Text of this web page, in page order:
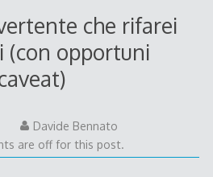
che rifarei
(con opportuni
Davide Bennato
are off for this post.